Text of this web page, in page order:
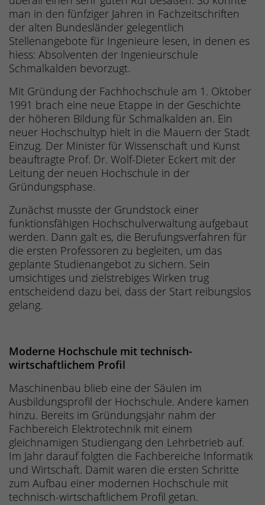
man in den fünfziger Jahren in Fachzeitschriften
der alten Bundesländer gelegentlich
Stellenangebote für Ingenieure lesen, in denen es
hiess: Absolventen der Ingenieurschule
Schmalkalden bevorzugt.
Mit Gründung der Fachhochschule am 1. Oktober
1991 brach eine neue Etappe in der Geschichte
der höheren Bildung für Schmalkalden an. Ein
neuer Hochschultyp hielt in die Mauern der Stadt
Einzug. Der Minister für Wissenschaft und Kunst
beauftragte Prof. Dr. Wolf-Dieter Eckert mit der
Leitung der neuen Hochschule in der
Gründungsphase.
Zunächst musste der Grundstock einer
funktionsfähigen Hochschulverwaltung aufgebaut
werden. Dann galt es, die Berufungsverfahren für
die ersten Professoren zu begleiten, um das
geplante Studienangebot zu sichern. Sein
umsichtiges und zielstrebiges Wirken trug
entscheidend dazu bei, dass der Start reibungslos
gelang.
Moderne Hochschule mit technisch-
wirtschaftlichem Profil
Maschinenbau blieb eine der Säulen im
Ausbildungsprofil der Hochschule. Andere kamen
hinzu. Bereits im Gründungsjahr nahm der
Fachbereich Elektrotechnik mit einem
gleichnamigen Studiengang den Lehrbetrieb auf.
Im Jahr darauf folgten die Fachbereiche Informatik
und Wirtschaft. Damit waren die ersten Schritte
zum Aufbau einer modernen Hochschule mit
technisch-wirtschaftlichem Profil getan.